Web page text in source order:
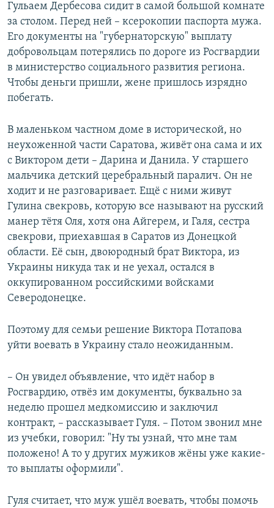
Гульаем Дербесова сидит в самой большой комнате
за столом. Перед ней – ксерокопии паспорта мужа.
Его документы на "губернаторскую" выплату
добровольцам потерялись по дороге из Росгвардии
в министерство социального развития региона.
Чтобы деньги пришли, жене пришлось изрядно
побегать.
В маленьком частном доме в исторической, но
неухоженной части Саратова, живёт она сама и их
с Виктором дети – Дарина и Данила. У старшего
мальчика детский церебральный паралич. Он не
ходит и не разговаривает. Ещё с ними живут
Гулина свекровь, которую все называют на русский
манер тётя Оля, хотя она Айгерем, и Галя, сестра
свекрови, приехавшая в Саратов из Донецкой
области. Её сын, двоюродный брат Виктора, из
Украины никуда так и не уехал, остался в
оккупированном российскими войсками
Северодонецке.
Поэтому для семьи решение Виктора Потапова
уйти воевать в Украину стало неожиданным.
– Он увидел объявление, что идёт набор в
Росгвардию, отвёз им документы, буквально за
неделю прошел медкомиссию и заключил
контракт, – рассказывает Гуля. – Потом звонил мне
из учебки, говорил: "Ну ты узнай, что мне там
положено! А то у других мужиков жёны уже какие-
то выплаты оформили".
Гуля считает, что муж ушёл воевать, чтобы помочь